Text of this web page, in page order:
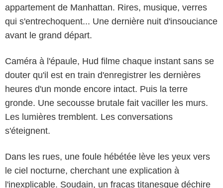
appartement de Manhattan. Rires, musique, verres
qui s'entrechoquent... Une dernière nuit d'insouciance
avant le grand départ.
Caméra à l'épaule, Hud filme chaque instant sans se
douter qu'il est en train d'enregistrer les dernières
heures d'un monde encore intact. Puis la terre
gronde. Une secousse brutale fait vaciller les murs.
Les lumières tremblent. Les conversations
s'éteignent.
Dans les rues, une foule hébétée lève les yeux vers
le ciel nocturne, cherchant une explication à
l'inexplicable. Soudain, un fracas titanesque déchire